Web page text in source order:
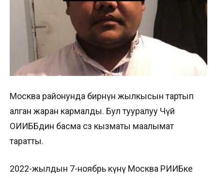
Москва районунда бирөөнүн жылкысын тартып
алган жаран кармалды. Бул тууралуу Чүй
ОИИББдин басма сөз кызматы маалымат
таратты.
2022-жылдын 7-ноябрь күнү Москва РИИБке